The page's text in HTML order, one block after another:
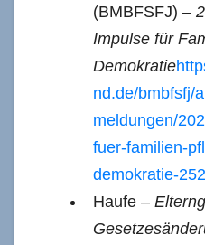
(BMBFSFJ) –
Impulse für
Demokratie
nd.de/bmbfsfj/
meldungen/
fuer-familien-
demokratie-
Haufe –